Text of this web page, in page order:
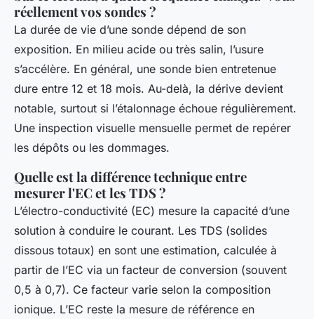
réellement vos sondes ?
La durée de vie d’une sonde dépend de son
exposition. En milieu acide ou très salin, l’usure
s’accélère. En général, une sonde bien entretenue
dure entre 12 et 18 mois. Au-delà, la dérive devient
notable, surtout si l’étalonnage échoue régulièrement.
Une inspection visuelle mensuelle permet de repérer
les dépôts ou les dommages.
Quelle est la différence technique entre
mesurer l'EC et les TDS ?
L’électro-conductivité (EC) mesure la capacité d’une
solution à conduire le courant. Les TDS (solides
dissous totaux) en sont une estimation, calculée à
partir de l’EC via un facteur de conversion (souvent
0,5 à 0,7). Ce facteur varie selon la composition
ionique. L’EC reste la mesure de référence en